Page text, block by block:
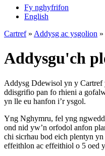
Fy nghyfrifon
English
Cartref» Addysg ac ysgolion »
Addysgu'ch
Addysg Ddewisol yn y Cartref
ddisgrifio pan fo rhieni a
yn lle eu hanfon i’r ysgol.
Yng Nghymru, fel yng
ond nid yw’n orfodol anfon
chi sicrhau bod eich plentyn
effeithlon ac effeithiol o 5 oed